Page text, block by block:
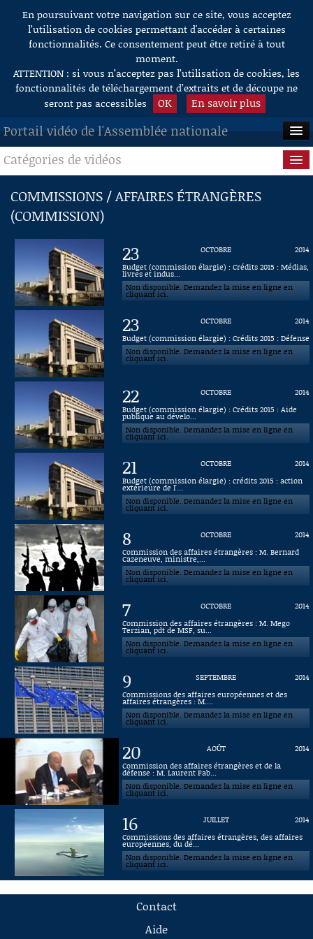
Aller au contenu
En poursuivant votre navigation sur ce site, vous acceptez
l’utilisation de cookies permettant d'accéder à certaines
fonctionnalités. Ce consentement peut être retiré à tout
moment.
ATTENTION : si vous n’acceptez pas l’utilisation de cookies, les
fonctionnalités de téléchargement d’extraits et de découpe ne
seront pas accessibles
OK En savoir plus
Portail vidéo de l'Assemblée nationale
ACCUEIL
EN DIRECT
À LA DEMANDE
RECHERCHE
AIDE À LA DÉCOUPE
DE VIDÉOS
Catégories de vidéos
Séance publique
Questions au Gouvernement
Commissions
Présidence
Connaissance, Histoire
Autres
COMMISSIONS / AFFAIRES ÉTRANGÈRES
(COMMISSION)
23 OCTOBRE
2014
Budget (commission élargie) : Crédits 2015 : Médias,
livres et indus...
Non disponible. Demandez la mise en ligne en
cliquant ici.
23 OCTOBRE
2014
Budget (commission élargie) : Crédits 2015 : Défense
Non disponible. Demandez la mise en ligne en
cliquant ici.
22 OCTOBRE
2014
Budget (commission élargie) : Crédits 2015 : Aide
publique au dévelo...
Non disponible. Demandez la mise en ligne en
cliquant ici.
21 OCTOBRE
2014
Budget (commission élargie) : crédits 2015 : action
extérieure de l'...
Non disponible. Demandez la mise en ligne en
cliquant ici.
8 OCTOBRE
2014
Commission des affaires étrangères : M. Bernard
Cazeneuve, ministre,...
Non disponible. Demandez la mise en ligne en
cliquant ici.
7 OCTOBRE
2014
Commission des affaires étrangères : M. Mego
Terzian, pdt de MSF, su...
Non disponible. Demandez la mise en ligne en
cliquant ici.
9 SEPTEMBRE
2014
Commissions des affaires européennes et des
affaires étrangères : M....
Non disponible. Demandez la mise en ligne en
cliquant ici.
20 AOÛT
2014
Commission des affaires étrangères et de la
défense : M. Laurent Fab...
Non disponible. Demandez la mise en ligne en
cliquant ici.
16 JUILLET
2014
Commissions des affaires étrangères, des affaires
européennes, du dé...
Non disponible. Demandez la mise en ligne en
cliquant ici.
Contact
Aide